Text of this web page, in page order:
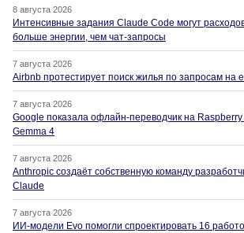
8 августа 2026
Интенсивные задания Claude Code могут
больше энергии, чем чат-запросы
7 августа 2026
Airbnb протестирует поиск жилья по запросам на
7 августа 2026
Google показала офлайн-переводчик на Raspberry
Gemma 4
7 августа 2026
Anthropic создаёт собственную команду
Claude
7 августа 2026
ИИ-модели Evo помогли спроектировать 16